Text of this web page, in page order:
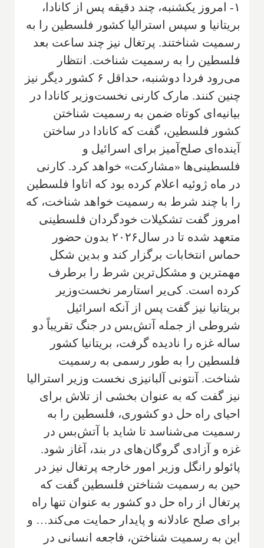
۱- امروز یکشنبه، چند دقیقه پس از کانادا،
بریتانیا و سپس استرالیا کشور فلسطین را به
رسمیت شناختند. پرتغال نیز چند ساعت بعد
فلسطین را به رسمیت شناخت. انتظار
می‌رود فردا دوشنبه، حداقل ۶ کشور دیگر نیز
چنین کنند. مارک کارنی نخست‌وزیر کانادا در
بیانیه‌ای کوتاه ضمن به رسمیت شناختن
کشور فلسطین، گفت که کانادا در ساختن
آینده‌ای صلح‌آمیز برای اسرائیل و
فلسطینی‌ها «مشارکت» خواهد کرد. کارنی
در ماه ژوئیه اعلام کرده بود که اتاوا فلسطین
را با چند شرط به رسمیت خواهد شناخت، که
امروز گفت تشکیلات خودگردان فلسطینی
متعهد شده تا در سال۲۰۲۶ بدون حضور
حماس انتخابات برگزار کند و بدین شکل
مهمترین و مشکل‌ترین شرط را برطرف
کرده است. کی‌یر استارمر نخست‌وزیر
بریتانیا نیز گفت پس از آنکه اسرائیل
شروطی از جمله آتش‌بس در جنگ تقریباً دو
ساله غزه را نادیده گرفت، بریتانیا کشور
فلسطین را به طور رسمی به رسمیت
شناخت. آنتونی آلبانیزی نخست وزیر استرالیا
نیز گفت که به عنوان بخشی از تلاش برای
احیای راه حل دو کشوری، فلسطین را به
رسمیت می‌شناسد تا شاید با آتش‌بس در
غزه و آزادی گروگان‌های در بند، آغاز شود.
پائولو رانگل وزیر امور خارجه پرتغال نیز در
حین به رسمیت شناختن فلسطین گفت که
پرتغال از راه حل دو کشور به عنوان تنها راه
برای صلح عادلانه و پایدار حمایت می‌کند… و
این به رسمیت شناختن، فاجعه انسانی در